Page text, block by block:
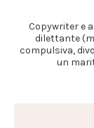
Copywriter e
dilettante
compulsiva,
un